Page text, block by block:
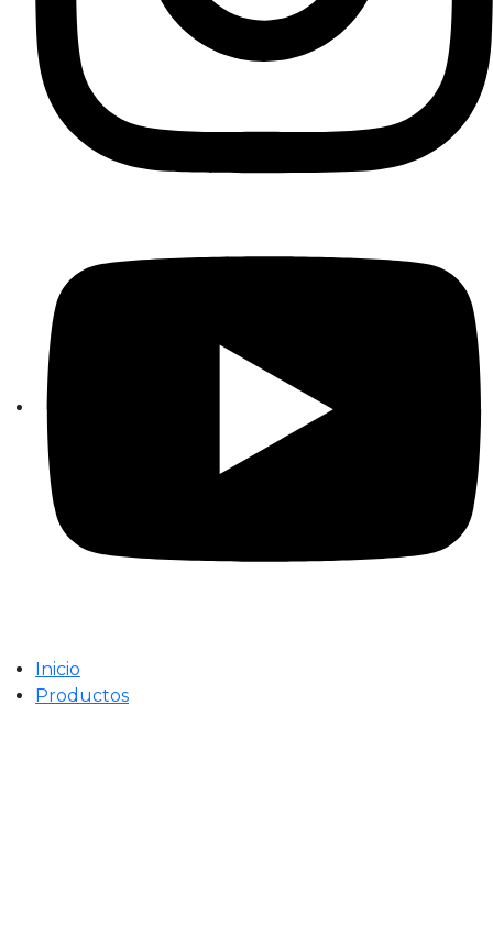
Inicio
Productos